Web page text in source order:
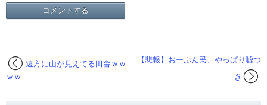
【悲報】おーぷん民、やっぱり嘘つ
き
遠方に山が見えてる田舎ｗｗ
ｗｗ